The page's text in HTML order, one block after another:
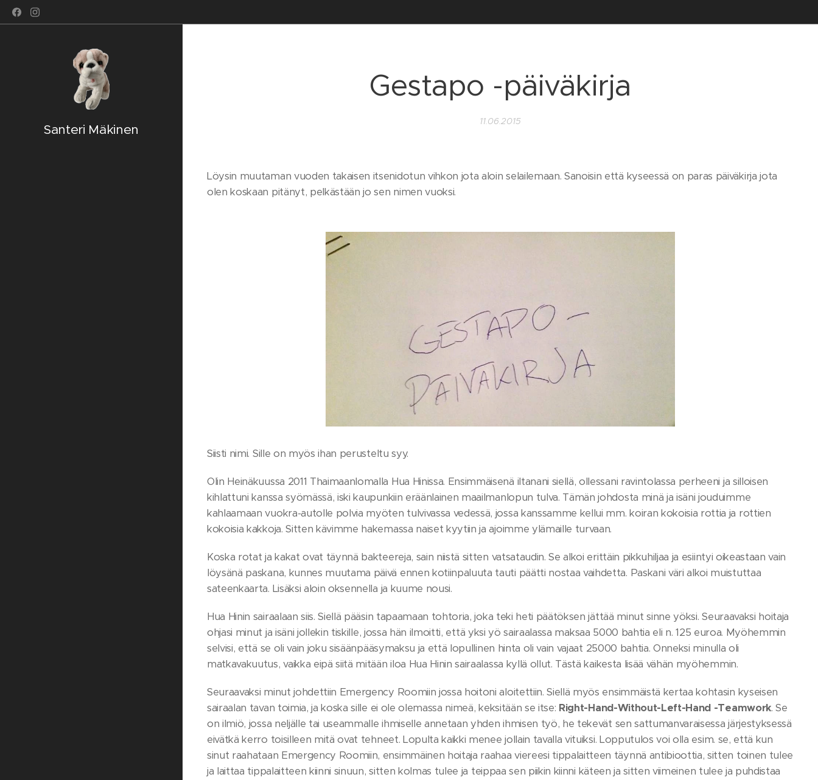
Santeri Mäkinen
Gestapo -päiväkirja
11.06.2015
Löysin muutaman vuoden takaisen itsenidotun vihkon jota aloin selailemaan. Sanoisin että kyseessä on paras päiväkirja jota
olen koskaan pitänyt, pelkästään jo sen nimen vuoksi.
Siisti nimi. Sille on myös ihan perusteltu syy.
Olin Heinäkuussa 2011 Thaimaanlomalla Hua Hinissa. Ensimmäisenä iltanani siellä, ollessani ravintolassa perheeni ja silloisen
kihlattuni kanssa syömässä, iski kaupunkiin eräänlainen maailmanlopun tulva. Tämän johdosta minä ja isäni jouduimme
kahlaamaan vuokra-autolle polvia myöten tulvivassa vedessä, jossa kanssamme kellui mm. koiran kokoisia rottia ja rottien
kokoisia kakkoja. Sitten kävimme hakemassa naiset kyytiin ja ajoimme ylämaille turvaan.
Koska rotat ja kakat ovat täynnä bakteereja, sain niistä sitten vatsataudin. Se alkoi erittäin pikkuhiljaa ja esiintyi oikeastaan vain
löysänä paskana, kunnes muutama päivä ennen kotiinpaluuta tauti päätti nostaa vaihdetta. Paskani väri alkoi muistuttaa
sateenkaarta. Lisäksi aloin oksennella ja kuume nousi.
Hua Hinin sairaalaan siis. Siellä pääsin tapaamaan tohtoria, joka teki heti päätöksen jättää minut sinne yöksi. Seuraavaksi hoitaja
ohjasi minut ja isäni jollekin tiskille, jossa hän ilmoitti, että yksi yö sairaalassa maksaa 5000 bahtia eli n. 125 euroa. Myöhemmin
selvisi, että se oli vain joku sisäänpääsymaksu ja että lopullinen hinta oli vain vajaat 25000 bahtia. Onneksi minulla oli
matkavakuutus, vaikka eipä siitä mitään iloa Hua Hinin sairaalassa kyllä ollut. Tästä kaikesta lisää vähän myöhemmin.
Seuraavaksi minut johdettiin Emergency Roomiin jossa hoitoni aloitettiin. Siellä myös ensimmäistä kertaa kohtasin kyseisen
sairaalan tavan toimia, ja koska sille ei ole olemassa nimeä, keksitään se itse: Right-Hand-Without-Left-Hand -Teamwork. Se
on ilmiö, jossa neljälle tai useammalle ihmiselle annetaan yhden ihmisen työ, he tekevät sen sattumanvaraisessa järjestyksessä
eivätkä kerro toisilleen mitä ovat tehneet. Lopulta kaikki menee jollain tavalla vituiksi. Lopputulos voi olla esim. se, että kun
sinut raahataan Emergency Roomiin, ensimmäinen hoitaja raahaa viereesi tippalaitteen täynnä antibioottia, sitten toinen tulee
ja laittaa tippalaitteen kiinni sinuun, sitten kolmas tulee ja teippaa sen piikin kiinni käteen ja sitten viimeinen tulee ja puhdistaa